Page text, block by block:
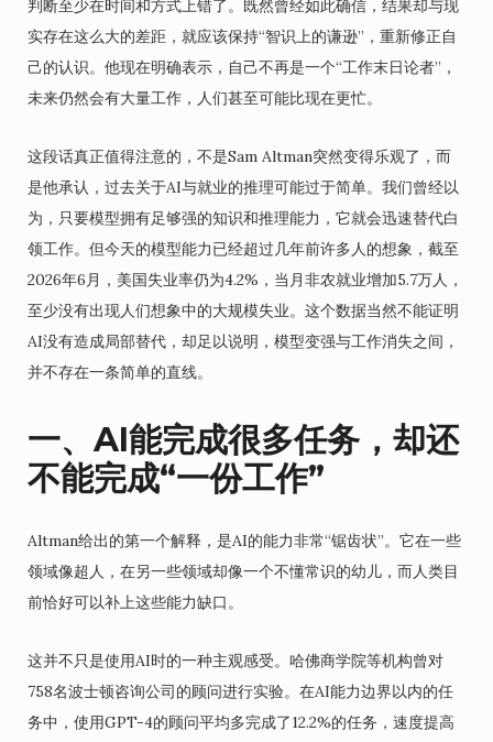
判断至少在时间和方式上错了。既然曾经如此确信，结果却与现
实存在这么大的差距，就应该保持“智识上的谦逊”，重新修正自
己的认识。他现在明确表示，自己不再是一个“工作末日论者”，
未来仍然会有大量工作，人们甚至可能比现在更忙。
这段话真正值得注意的，不是Sam Altman突然变得乐观了，而
是他承认，过去关于AI与就业的推理可能过于简单。我们曾经以
为，只要模型拥有足够强的知识和推理能力，它就会迅速替代白
领工作。但今天的模型能力已经超过几年前许多人的想象，截至
2026年6月，美国失业率仍为4.2%，当月非农就业增加5.7万人，
至少没有出现人们想象中的大规模失业。这个数据当然不能证明
AI没有造成局部替代，却足以说明，模型变强与工作消失之间，
并不存在一条简单的直线。
一、AI能完成很多任务，却还
不能完成“一份工作”
Altman给出的第一个解释，是AI的能力非常“锯齿状”。它在一些
领域像超人，在另一些领域却像一个不懂常识的幼儿，而人类目
前恰好可以补上这些能力缺口。
这并不只是使用AI时的一种主观感受。哈佛商学院等机构曾对
758名波士顿咨询公司的顾问进行实验。在AI能力边界以内的任
务中，使用GPT-4的顾问平均多完成了12.2%的任务，速度提高